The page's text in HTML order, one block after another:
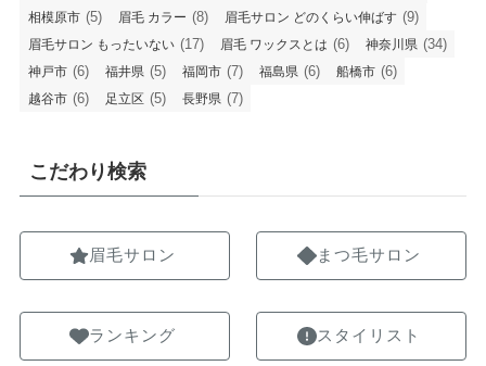
相模原市 (5) 眉毛 カラー (8) 眉毛サロン どのくらい伸ばす (9)
眉毛サロン もったいない (17) 眉毛 ワックスとは (6) 神奈川県 (34)
神戸市 (6) 福井県 (5) 福岡市 (7) 福島県 (6) 船橋市 (6)
越谷市 (6) 足立区 (5) 長野県 (7)
こだわり検索
眉毛サロン
ランキング
まつ毛サロン
スタイリスト